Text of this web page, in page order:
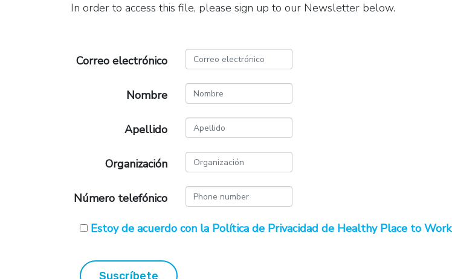
In order to access this file, please sign up to our Newsletter below.
Correo electrónico
Nombre
Apellido
Organización
Número telefónico
Estoy de acuerdo con la Política de Privacidad de Healthy Place to Work